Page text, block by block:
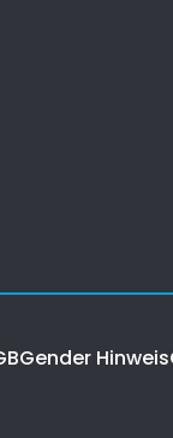
Gender Hinweis